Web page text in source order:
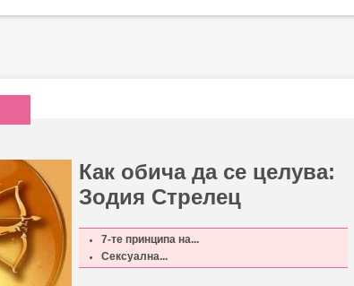
Как обича да се целува:
Зодия Стрелец
7-те принципа на...
Сексуална...